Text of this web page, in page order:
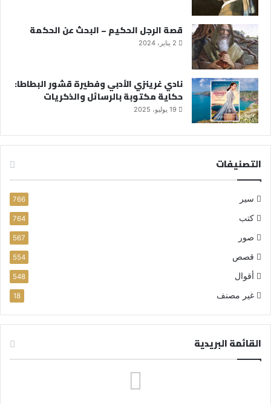
قصة الرجل الحكيم – البحث عن الحكمة
2 يناير، 2024
نادي غرينزي الأدبي وفطيرة قشور البطاطا:
حكاية مكتوبة بالرسائل والذكريات
19 يوليو، 2025
التصنيفات
سير 766
كتب 764
صور 567
قصص 554
أقوال 548
غير مصنف 18
القائمة البريدية